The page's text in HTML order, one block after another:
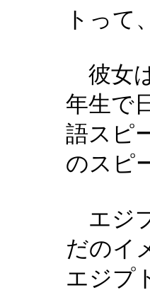
トって
彼女
年生で
語スピ
のスピ
エジ
だのイ
エジプ